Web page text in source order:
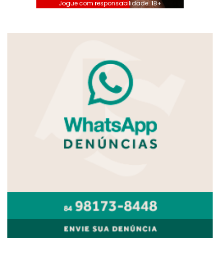
Jogue com responsabilidade. 18+